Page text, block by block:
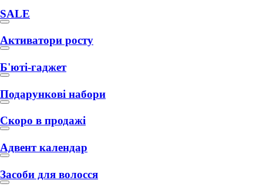
SALE
Активатори росту
Б'юті-гаджет
Подарункові набори
Скоро в продажі
Адвент календар
Засоби для волосся